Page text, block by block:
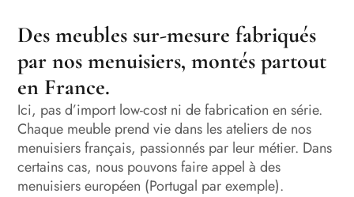
Des meubles sur-mesure fabriqués
par nos menuisiers, montés partout
en France.
Ici, pas d’import low-cost ni de fabrication en série.
Chaque meuble prend vie dans les ateliers de nos
menuisiers français, passionnés par leur métier. Dans
certains cas, nous pouvons faire appel à des
menuisiers européen (Portugal par exemple).